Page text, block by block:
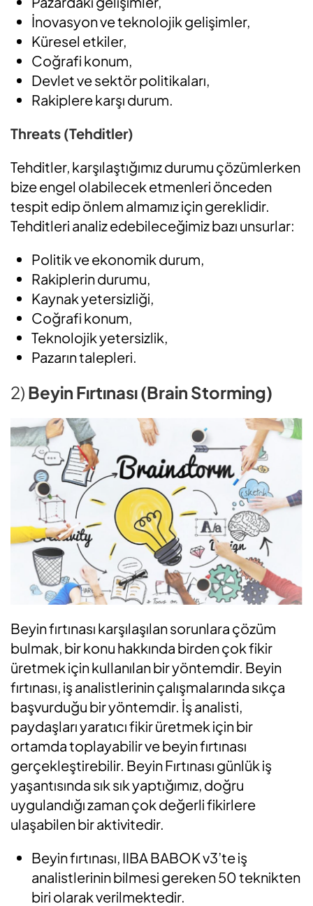
İnovasyon ve teknolojik gelişimler,
Küresel etkiler,
Coğrafi konum,
Devlet ve sektör politikaları,
Rakiplere karşı durum.
Threats (Tehditler)
Tehditler, karşılaştığımız durumu çözümlerken
bize engel olabilecek etmenleri önceden
tespit edip önlem almamız için gereklidir.
Tehditleri analiz edebileceğimiz bazı unsurlar:
Politik ve ekonomik durum,
Rakiplerin durumu,
Kaynak yetersizliği,
Coğrafi konum,
Teknolojik yetersizlik,
Pazarın talepleri.
2) Beyin Fırtınası (Brain Storming)
Beyin fırtınası karşılaşılan sorunlara çözüm
bulmak, bir konu hakkında birden çok fikir
üretmek için kullanılan bir yöntemdir. Beyin
fırtınası, iş analistlerinin çalışmalarında sıkça
başvurduğu bir yöntemdir. İş analisti,
paydaşları yaratıcı fikir üretmek için bir
ortamda toplayabilir ve beyin fırtınası
gerçekleştirebilir. Beyin Fırtınası günlük iş
yaşantısında sık sık yaptığımız, doğru
uygulandığı zaman çok değerli fikirlere
ulaşabilen bir aktivitedir.
Beyin fırtınası, IIBA BABOK v3’te iş
analistlerinin bilmesi gereken 50 teknikten
biri olarak verilmektedir.